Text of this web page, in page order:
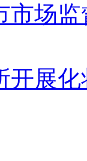
市场
开展